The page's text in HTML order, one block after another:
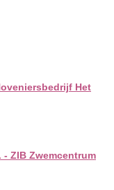
Het
- ZIB Zwemcentrum